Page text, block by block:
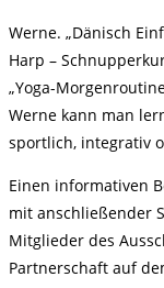
Werne. „Dänisch
Harp –
„Yoga-
Werne kann man
sportlich, integrativ
Einen informativen
mit anschließender
Mitglieder des
Partnerschaft auf